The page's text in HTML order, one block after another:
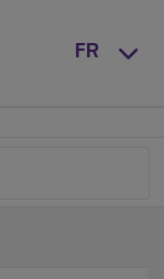
FR